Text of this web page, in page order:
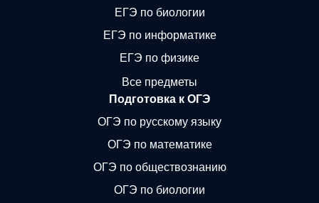
ЕГЭ по биологии
ЕГЭ по информатике
ЕГЭ по физике
Все предметы
Подготовка к ОГЭ
ОГЭ по русскому языку
ОГЭ по математике
ОГЭ по обществознанию
ОГЭ по биологии